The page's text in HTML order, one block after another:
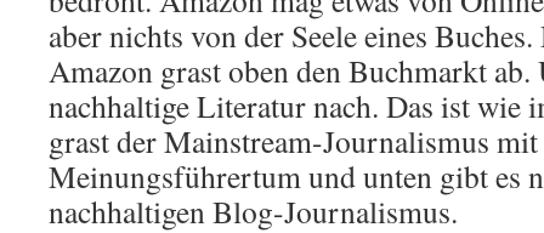
aber nichts von der Seele eines
Amazon grast oben den Buchmarkt ab.
nachhaltige Literatur nach. Das ist wie
grast der Mainstream-Journalismus
Meinungsführertum und unten gibt es
nachhaltigen Blog-Journalismus.